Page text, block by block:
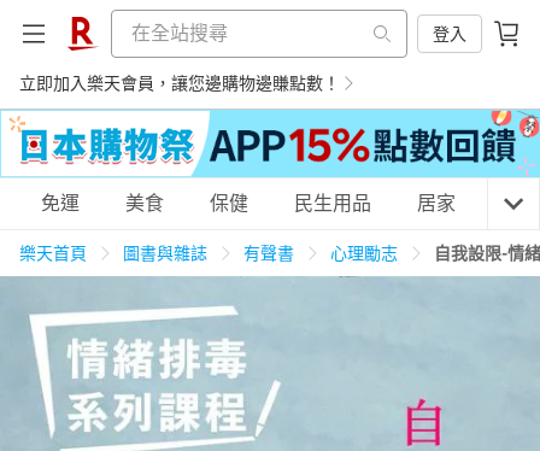
登入
立即加入樂天會員，讓您邊購物邊賺點數！
購物網分類
天天免運 美食蛋糕
居家生活 3C家電 親子玩具
免運 美食 保健 民生用品 居家 3C
樂天首頁 圖書與雜誌 有聲書 心理勵志 自我設限-情